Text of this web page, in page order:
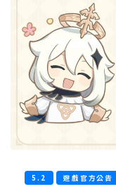
5.2 遊戲官方公告